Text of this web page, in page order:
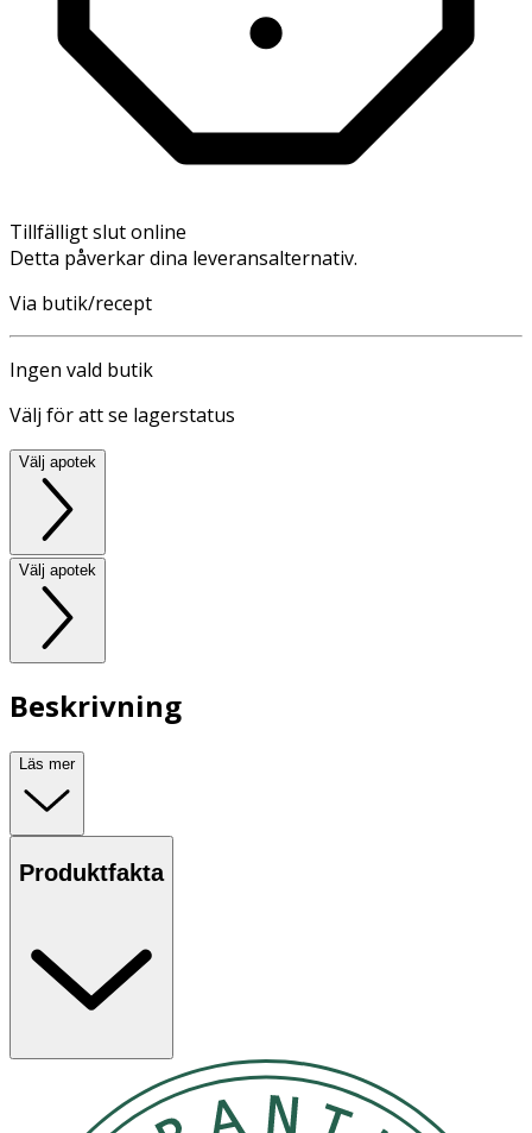
Tillfälligt slut online
Detta påverkar dina leveransalternativ.
Via butik/recept
Ingen vald butik
Välj för att se lagerstatus
Välj apotek
Välj apotek
Beskrivning
Läs mer
Produktfakta